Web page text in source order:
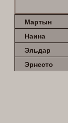
Мартын
Наина
Эльдар
Эрнесто